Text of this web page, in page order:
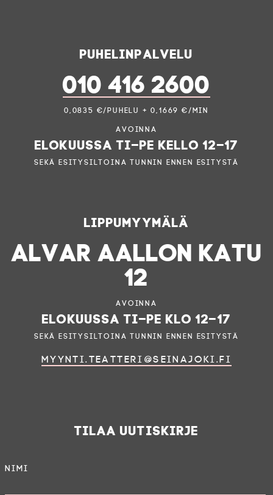
Puhelinpalvelu
010 416 2600
0,0835 €/puhelu + 0,1669 €/min
Avoinna
elokuussa ti–pe kello 12–17
sekä esitysiltoina tunnin ennen esitystä
Lippumyymälä
ALVAR AALLON KATU
12
Avoinna
elokuussa ti–pe klo 12–17
sekä esitysiltoina tunnin ennen esitystä
myynti.teatteri@seinajoki.fi
Tilaa uutiskirje
Nimi